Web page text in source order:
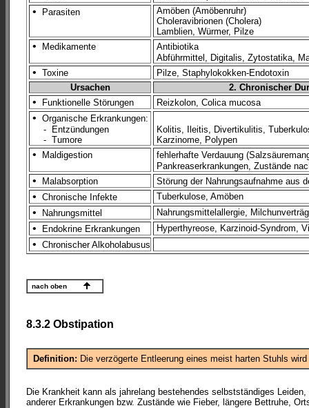
• Parasiten
Amöben (Amöbenruhr)
Choleravibrionen (Cholera)
Lamblien, Würmer, Pilze
• Medikamente
Antibiotika
Abführmittel, Digitalis, Zytostatika,
• Toxine
Pilze, Staphylokokken-Endotoxin
Ursachen
2. Chronischer
• Funktionelle Störungen Reizkolon, Colica mucosa
• Organische Erkrankungen:
- Entzündungen
- Tumore
Kolitis, Ileitis, Divertikulitis,
Karzinome, Polypen
• Maldigestion
fehlerhafte Verdauung
Pankreaserkrankungen, Zustände
• Malabsorption Störung der Nahrungsaufnahme aus
• Chronische Infekte Tuberkulose, Amöben
• Nahrungsmittel Nahrungsmittelallergie,
• Endokrine Erkrankungen Hyperthyreose, Karzinoid-Syndrom,
• Chronischer Alkoholabusus
nach oben
8.3.2 Obstipation
Definition: Die verzögerte Entleerung eines meist harten Stuhls
Die Krankheit kann als jahrelang bestehendes selbstständiges
anderer Erkrankungen bzw. Zustände wie Fieber, längere Bettruhe,